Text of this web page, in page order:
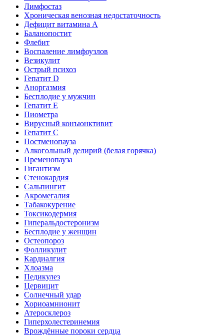
Лимфостаз
Хроническая венозная недостаточность
Дефицит витамина А
Баланопостит
Флебит
Воспаление лимфоузлов
Везикулит
Острый психоз
Гепатит D
Аноргазмия
Бесплодие у мужчин
Гепатит E
Пиометра
Вирусный конъюнктивит
Гепатит C
Постменопауза
Алкогольный делирий (белая горячка)
Пременопауза
Гигантизм
Стенокардия
Сальпингит
Акромегалия
Табакокурение
Токсикодермия
Гиперальдостеронизм
Бесплодие у женщин
Остеопороз
Фолликулит
Кардиалгия
Хлоазма
Педикулез
Цервицит
Солнечный удар
Хориоамнионит
Атеросклероз
Гиперхолестеринемия
Врождённые пороки сердца